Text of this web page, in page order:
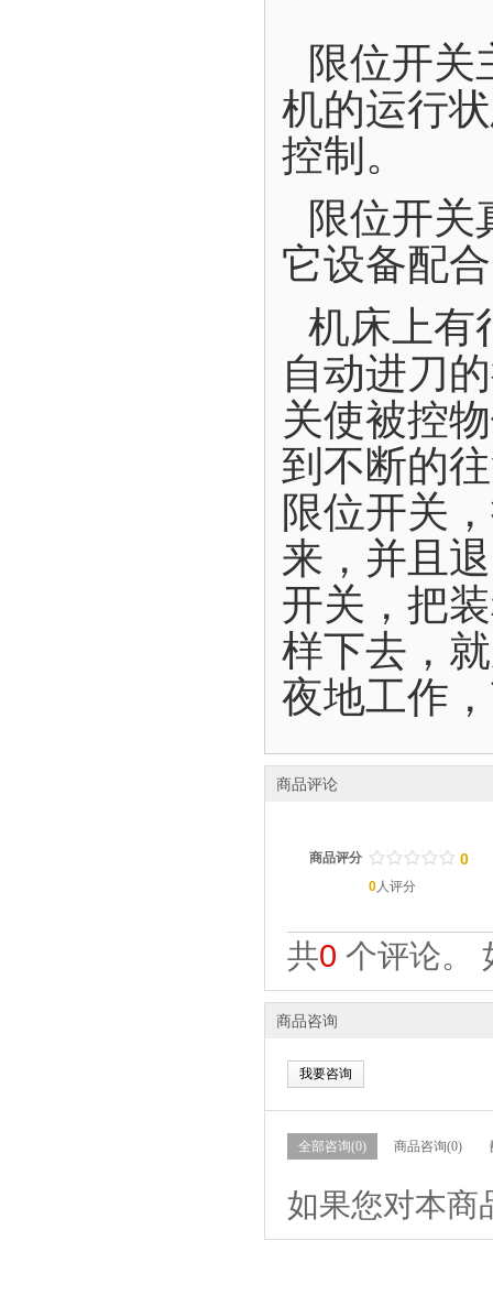
限位开关
机的运行
控制。
限位开关
它设备配
机床上有
自动进刀
关使被控
到不断的
限位开关
来，并且
开关，把
样下去，
夜地工作
商品评论
商品评分 / / / / /
. . . . . 0
0人评分
共0 个评论。
商品咨询
我要咨询
全部咨询(0) 商品咨询(0)
如果您对本商